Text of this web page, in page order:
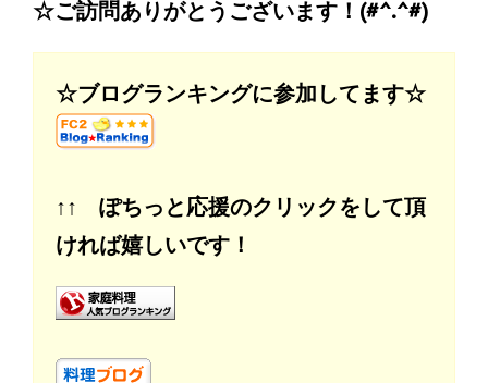
☆ご訪問ありがとうございます！(#^.^#)
☆ブログランキングに参加してます☆
↑↑ ぽちっと応援のクリックをして頂
ければ嬉しいです！